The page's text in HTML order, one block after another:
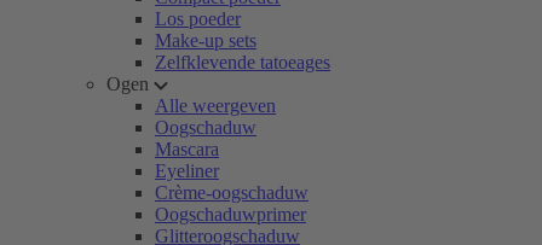
Los poeder
Make-up sets
Zelfklevende tatoeages
Ogen
Alle weergeven
Oogschaduw
Mascara
Eyeliner
Crème-oogschaduw
Oogschaduwprimer
Glitteroogschaduw